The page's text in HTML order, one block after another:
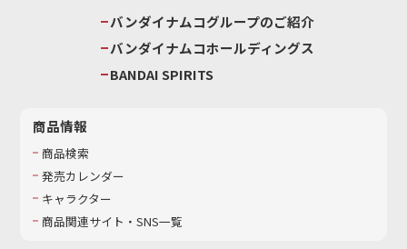
バンダイナムコグループのご紹介
バンダイナムコホールディングス
BANDAI SPIRITS
商品情報
商品検索
発売カレンダー
キャラクター
商品関連サイト・SNS一覧